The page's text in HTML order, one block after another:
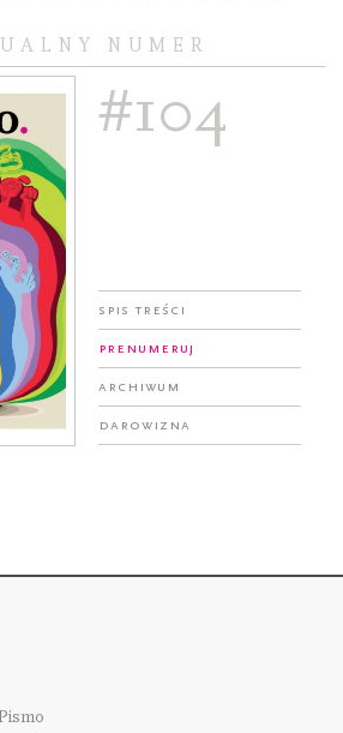
NUMER
#104
Spis treści
Prenumeruj
Archiwum
Darowizna